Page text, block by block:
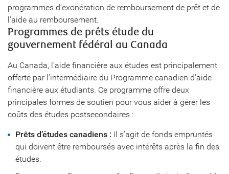
programmes d’exonération de remboursement de prêt et de
l’aide au remboursement.
Programmes de prêts étude du
gouvernement fédéral au Canada
Au Canada, l’aide financière aux études est principalement
offerte par l’intermédiaire du Programme canadien d’aide
financière aux étudiants. Ce programme offre deux
principales formes de soutien pour vous aider à gérer les
coûts des études postsecondaires :
Prêts d’études canadiens : Il s’agit de fonds empruntés
qui doivent être remboursés avec intérêts après la fin des
études.